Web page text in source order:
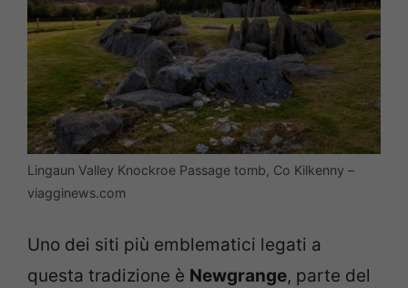
Lingaun Valley Knockroe Passage tomb, Co Kilkenny –
viagginews.com
Uno dei siti più emblematici legati a
questa tradizione è Newgrange, parte del